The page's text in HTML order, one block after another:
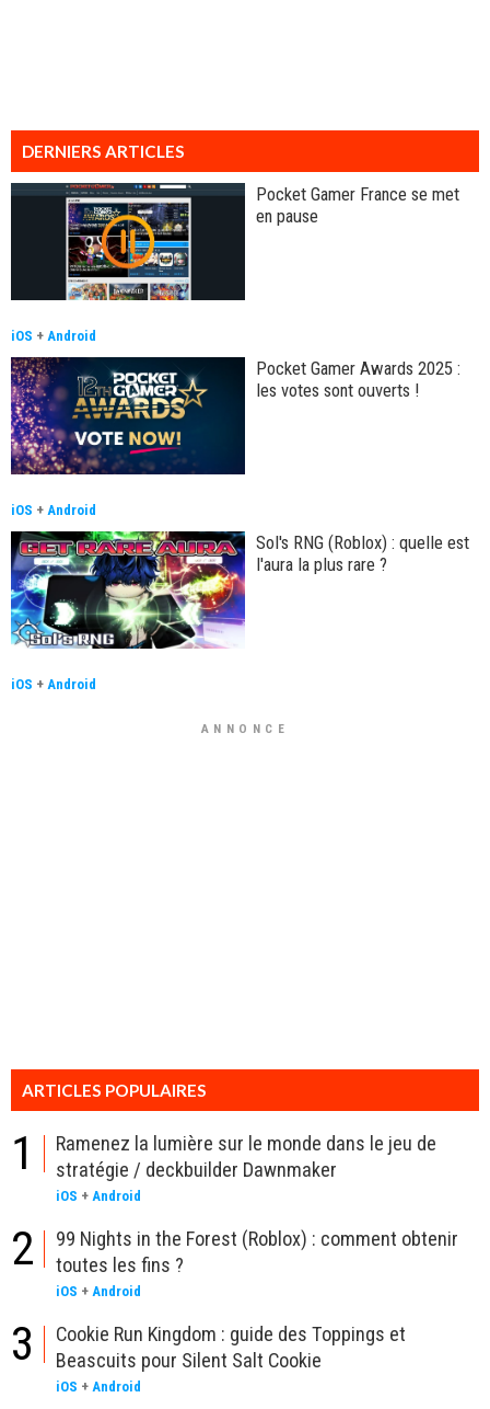
DERNIERS ARTICLES
Pocket Gamer France se met
en pause
iOS + Android
Pocket Gamer Awards 2025 :
les votes sont ouverts !
iOS + Android
Sol's RNG (Roblox) : quelle est
l'aura la plus rare ?
iOS + Android
ANNONCE
ARTICLES POPULAIRES
1
Ramenez la lumière sur le monde dans le jeu de
stratégie / deckbuilder Dawnmaker
iOS + Android
2
99 Nights in the Forest (Roblox) : comment obtenir
toutes les fins ?
iOS + Android
3
Cookie Run Kingdom : guide des Toppings et
Beascuits pour Silent Salt Cookie
iOS + Android